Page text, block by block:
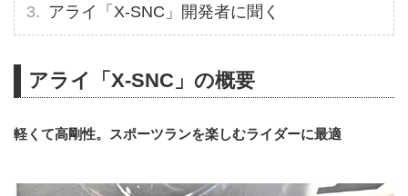
アライ「X-SNC」開発者に聞く
アライ「X-SNC」の概要
軽くて高剛性。スポーツランを楽しむライダーに最適